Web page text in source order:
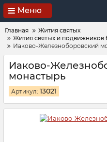
Меню
Главная
Жития святых
Жития святых и подвижников
Иаково-Железноборовский
Иаково-
монастырь
Артикул: 13021